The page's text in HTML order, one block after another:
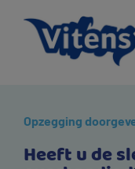
Opzegging
Heeft u de